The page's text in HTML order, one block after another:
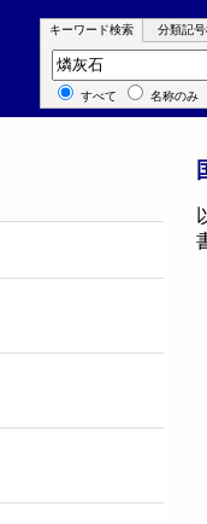
キーワード検索 分類記
キーワード検索
すべて 名称のみ